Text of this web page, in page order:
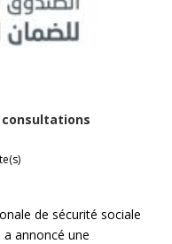
consultations
de sécurité sociale
a annoncé une